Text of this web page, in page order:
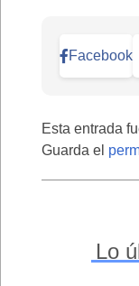
Facebook
Esta entrada
Guarda el
Lo